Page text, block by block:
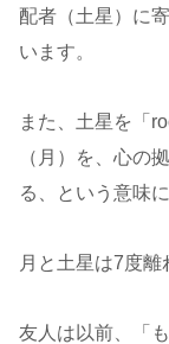
配者（土星）に
います。
また、土星を「
（月）を、心の
る、という意味
月と土星は7度離
友人は以前、「